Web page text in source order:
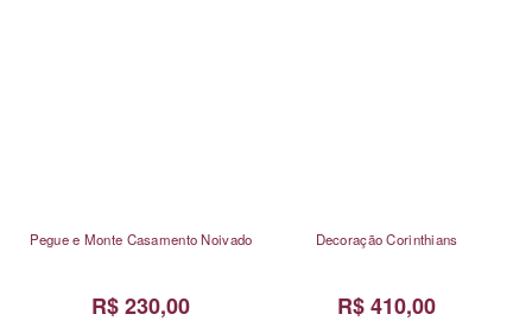
Pegue e Monte Casamento Noivado
R$ 230,00
Decoração Corinthians
R$ 410,00